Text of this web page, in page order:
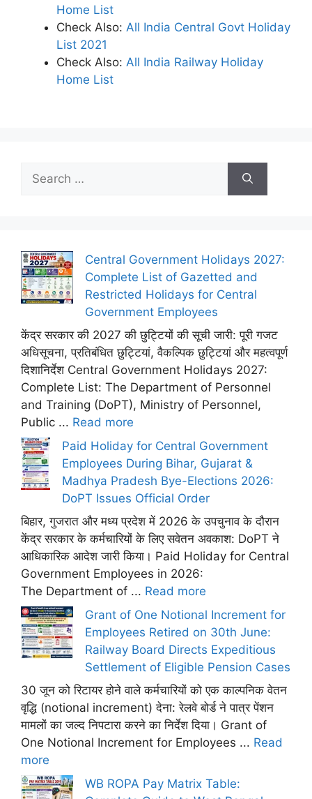
Home List
Check Also: All India Central Govt Holiday
List 2021
Check Also: All India Railway Holiday
Home List
for:
Central Government Holidays 2027:
Complete List of Gazetted and
Restricted Holidays for Central
Government Employees
केंद्र सरकार की 2027 की छुट्टियों की सूची जारी: पूरी गजट
अधिसूचना, प्रतिबंधित छुट्टियां, वैकल्पिक छुट्टियां और महत्वपूर्ण
दिशानिर्देश Central Government Holidays 2027:
Complete List: The Department of Personnel
and Training (DoPT), Ministry of Personnel,
Public ... Read more
Paid Holiday for Central Government
Employees During Bihar, Gujarat &
Madhya Pradesh Bye-Elections 2026:
DoPT Issues Official Order
बिहार, गुजरात और मध्य प्रदेश में 2026 के उपचुनाव के दौरान
केंद्र सरकार के कर्मचारियों के लिए सवेतन अवकाश: DoPT ने
आधिकारिक आदेश जारी किया। Paid Holiday for Central
Government Employees in 2026:
The Department of ... Read more
Grant of One Notional Increment for
Employees Retired on 30th June:
Railway Board Directs Expeditious
Settlement of Eligible Pension Cases
30 जून को रिटायर होने वाले कर्मचारियों को एक काल्पनिक वेतन
वृद्धि (notional increment) देना: रेलवे बोर्ड ने पात्र पेंशन
मामलों का जल्द निपटारा करने का निर्देश दिया। Grant of
One Notional Increment for Employees ... Read
more
WB ROPA Pay Matrix Table: